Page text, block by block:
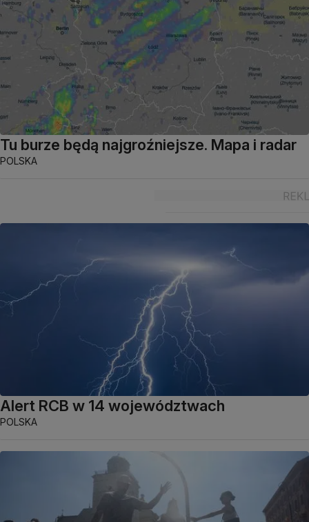
Tu burze będą najgroźniejsze. Mapa i radar
POLSKA
Alert RCB w 14 województwach
POLSKA